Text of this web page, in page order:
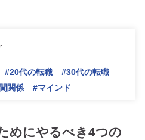
#20代の転職
#30代の転職
関係 #マインド
めにやるべき4つの